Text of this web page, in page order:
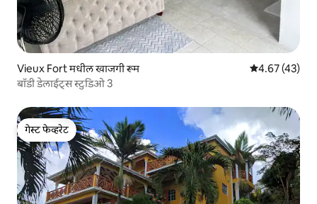
Vieux Fort मधील खाजगी रूम 5 पैकी 4.67
4.67 (43)
बॉडी डेलाईट्स स्टुडिओ 3
गेस्ट फेव्हरेट
गेस्ट फेव्हरेट